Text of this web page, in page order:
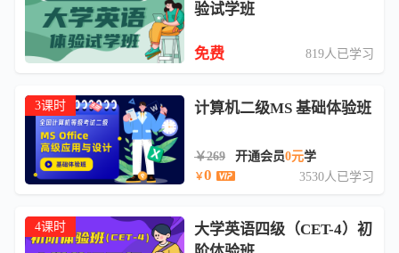
验试学班
免费 819人已学习
3课时 计算机二级MS 基础体验班
￥269 开通会员0元学
￥0 3530人已学习
4课时
大学英语四级（CET-4）初